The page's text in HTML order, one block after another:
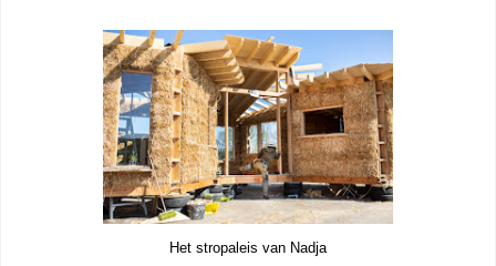
Het stropaleis van Nadja